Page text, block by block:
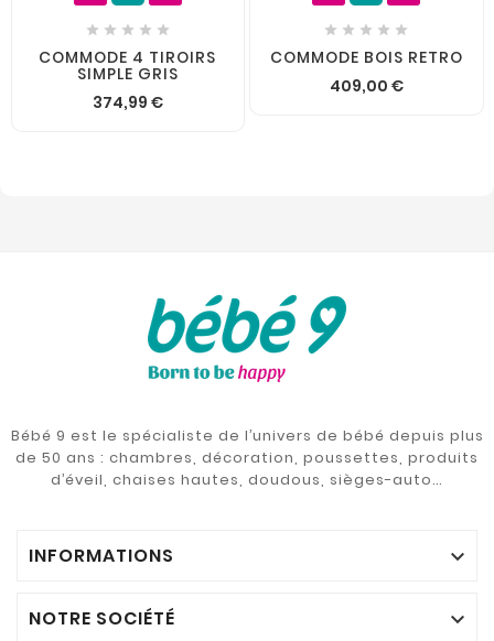
    
COMMODE 4 TIROIRS
SIMPLE GRIS
374,99 €
    
COMMODE BOIS RETRO
409,00 €
Bébé 9 est le spécialiste de l’univers de bébé depuis plus
de 50 ans : chambres, décoration, poussettes, produits
d’éveil, chaises hautes, doudous, sièges-auto…
INFORMATIONS 
NOTRE SOCIÉTÉ 